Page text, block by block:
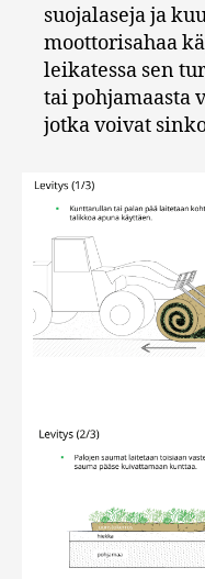
suojalaseja ja
moottorisahaa
leikatessa sen
tai pohjamaasta
jotka voivat